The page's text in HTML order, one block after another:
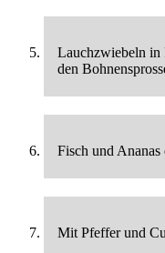
Lauchzwiebeln in
den
Fisch und Ananas
Mit Pfeffer und